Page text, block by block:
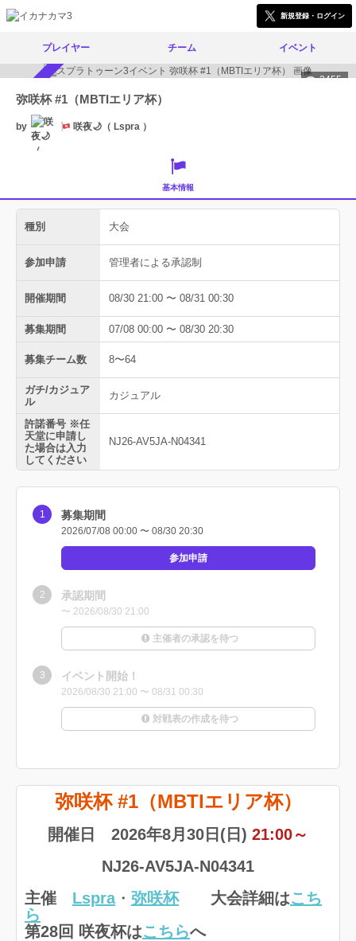
新規登録・ログイン
プレイヤー チーム イベント
参加者募集中 2455
弥咲杯 #1（MBTIエリア杯）
by 咲夜🌙（ Lspra ）
基本情報
種別 大会
参加申請 管理者による承認制
開催期間 08/30 21:00 〜 08/31 00:30
募集期間 07/08 00:00 〜 08/30 20:30
募集チーム数 8〜64
ガチ/カジュア
ル
カジュアル
許諾番号 ※任
天堂に申請し
た場合は入力
してください
NJ26-AV5JA-N04341
募集期間
2026/07/08 00:00 〜 08/30 20:30
参加申請
承認期間
〜 2026/08/30 21:00
主催者の承認を待つ
イベント開始！
2026/08/30 21:00 〜 08/31 00:30
対戦表の作成を待つ
弥咲杯 #1（MBTIエリア杯）
開催日 2026年8月30日(日) 21:00～
NJ26-AV5JA-N04341
主催 Lspra・ 弥咲杯 大会詳細はこち
ら
第28回 咲夜杯はこちらへ